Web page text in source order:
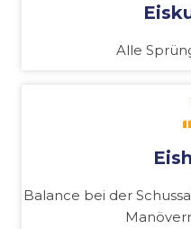
Alle
Balance bei der